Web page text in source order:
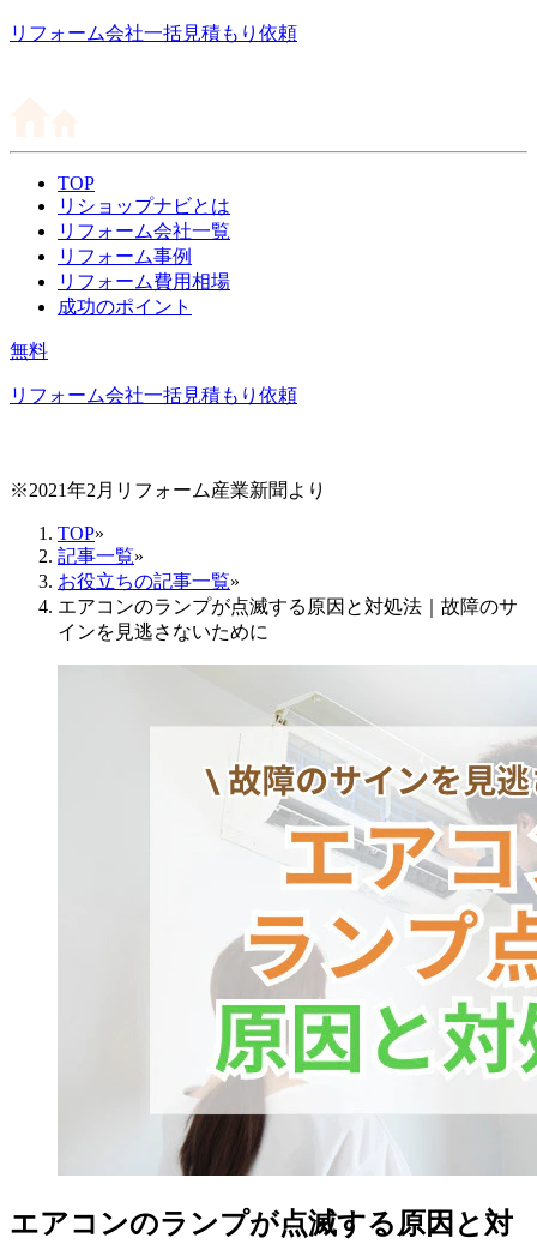
リフォーム会社一括見積もり依頼
TOP
リショップナビとは
リフォーム会社一覧
リフォーム事例
リフォーム費用相場
成功のポイント
無料
リフォーム会社一括見積もり依頼
※2021年2月リフォーム産業新聞より
TOP»
記事一覧»
お役立ちの記事一覧»
エアコンのランプが点滅する原因と対処法｜故障のサ
インを見逃さないために
エアコンのランプが点滅する原因と対